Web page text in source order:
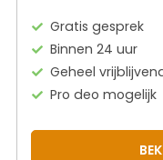
Gratis gesprek
Binnen 24 uur
Geheel
Pro deo mogelijk